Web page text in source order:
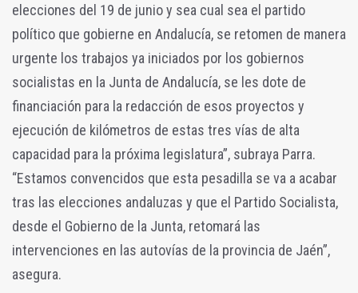
elecciones del 19 de junio y sea cual sea el partido
político que gobierne en Andalucía, se retomen de manera
urgente los trabajos ya iniciados por los gobiernos
socialistas en la Junta de Andalucía, se les dote de
financiación para la redacción de esos proyectos y
ejecución de kilómetros de estas tres vías de alta
capacidad para la próxima legislatura”, subraya Parra.
“Estamos convencidos que esta pesadilla se va a acabar
tras las elecciones andaluzas y que el Partido Socialista,
desde el Gobierno de la Junta, retomará las
intervenciones en las autovías de la provincia de Jaén”,
asegura.